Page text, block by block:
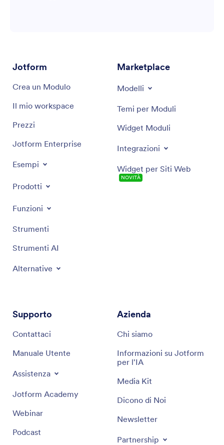
Jotform
Crea un Modulo
Il mio workspace
Prezzi
Jotform Enterprise
Esempi
Prodotti
Funzioni
Strumenti
Strumenti AI
Alternative
Marketplace
Modelli
Temi per Moduli
Widget Moduli
Integrazioni
Widget per Siti Web
NOVITÀ
Supporto
Contattaci
Manuale Utente
Assistenza
Jotform Academy
Webinar
Podcast
Azienda
Chi siamo
Informazioni su Jotform
per l'IA
Media Kit
Dicono di Noi
Newsletter
Partnership